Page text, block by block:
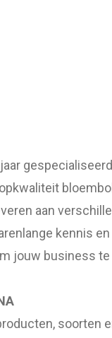
aan
kennis
jouw business
soorten